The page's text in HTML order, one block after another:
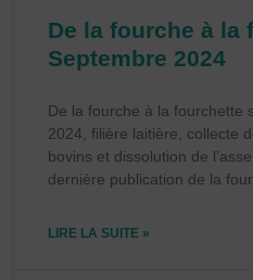
De la fourche à la
Septembre 2024
De la fourche à la fourchette
2024, filière laitière, collecte
bovins et dissolution de
dernière publication de la
LIRE LA SUITE »